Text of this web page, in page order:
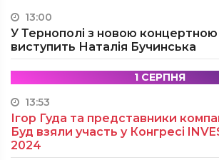
13:00
У Тернополі з новою
виступить Наталія Бучинська
1 СЕРПНЯ
13:53
Ігор Гуда та представники
Буд взяли участь у Конгресі
2024